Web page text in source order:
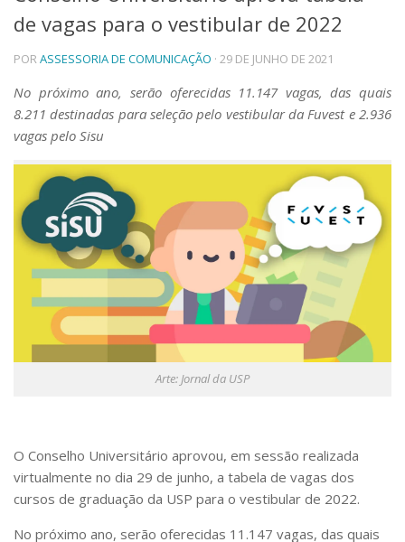
Telefones e Mapas
Pessoas
Ensino
Graduação
Pós-Graduação
Educação a distância
Cursos de Extensão
Pesquisa e Inovação
Linhas de Pesquisa
Centros, Núcleos e Projetos em Rede
Pós-doutorado
Iniciação Científica
Transferência de Tecnologia
Empresas Juniores
Extensão à Comunidade
Projetos, Programas e Cursos
Artes, Cultura e Esportes
Museus e Espaços Interativos
Apoio ao Estudante
Segurança, Trânsito e Prevenção
RH, Administrativo e Financeiro
de vagas para o vestibular de 2022
PORASSESSORIA DE COMUNICAÇÃO · 29 DE JUNHO DE 2021
No próximo ano, serão oferecidas 11.147 vagas, das quais
8.211 destinadas para seleção pelo vestibular da Fuvest e 2.936
vagas pelo Sisu
Arte: Jornal da USP
O Conselho Universitário aprovou, em sessão realizada
virtualmente no dia 29 de junho, a tabela de vagas dos
cursos de graduação da USP para o vestibular de 2022.
No próximo ano, serão oferecidas 11.147 vagas, das quais